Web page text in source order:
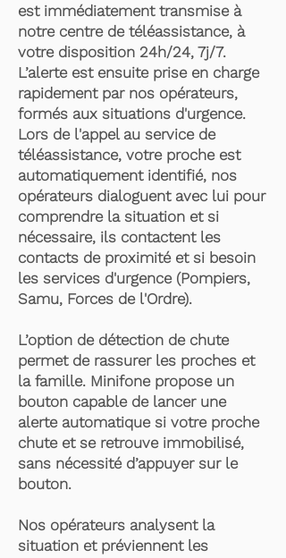
est immédiatement transmise à
notre centre de téléassistance, à
votre disposition 24h/24, 7j/7.
L’alerte est ensuite prise en charge
rapidement par nos opérateurs,
formés aux situations d'urgence.
Lors de l'appel au service de
téléassistance, votre proche est
automatiquement identifié, nos
opérateurs dialoguent avec lui pour
comprendre la situation et si
nécessaire, ils contactent les
contacts de proximité et si besoin
les services d'urgence (Pompiers,
Samu, Forces de l'Ordre).
L’option de détection de chute
permet de rassurer les proches et
la famille. Minifone propose un
bouton capable de lancer une
alerte automatique si votre proche
chute et se retrouve immobilisé,
sans nécessité d’appuyer sur le
bouton.
Nos opérateurs analysent la
situation et préviennent les